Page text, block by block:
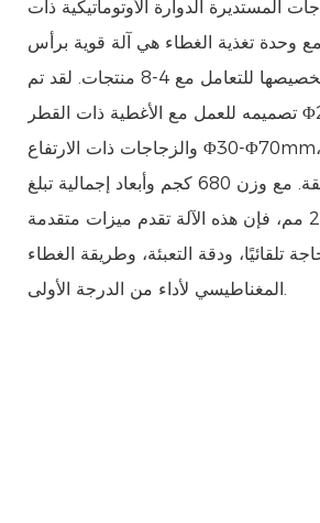
المستديرة الدوارة الأوتوماتيكية ذات
وحدة تغذية الغطاء هي آلة قوية برأس
تغطية يمكن تخصيصها للتعامل مع 4-8 منتجات. لقد تم
تصميمه للعمل مع الأغطية ذات القطر Φ28-Φ60mm
والزجاجات ذات الارتفاع Φ30-Φ70mm، مما يوفر تغطية
فعالة ودقيقة. مع وزن 680 كجم وأبعاد إجمالية تبلغ
1800*1400*2100 مم، فإن هذه الآلة تقدم ميزات متقدمة
تلقائيًا، ودقة التعبئة، وطريقة الغطاء
المغناطيسي لأداء من الدرجة الأولى.